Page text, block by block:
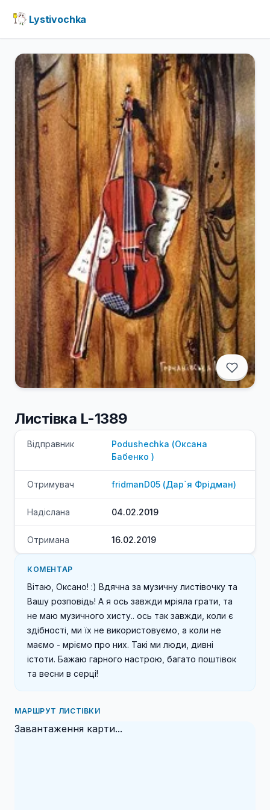
Lystivochka
Листівка L-1389
Відправник Podushechka (Оксана
Бабенко )
Отримувач fridmanD05 (Дар`я Фрідман)
Надіслана 04.02.2019
Отримана 16.02.2019
КОМЕНТАР
Вітаю, Оксано! :) Вдячна за музичну листівочку та
Вашу розповідь! А я ось завжди мріяла грати, та
не маю музичного хисту.. ось так завжди, коли є
здібності, ми їх не використовуємо, а коли не
маємо - мріємо про них. Такі ми люди, дивні
істоти. Бажаю гарного настрою, багато поштівок
та весни в серці!
МАРШРУТ ЛИСТІВКИ
Завантаження карти...